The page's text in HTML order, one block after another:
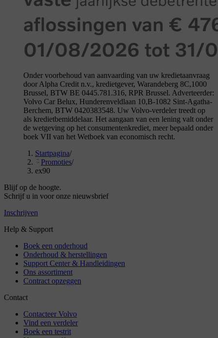
Onder voorbehoud van aanvaarding van uw kredietaanvraag
door Alpha Credit n.v., kredietgever, Warandeberg 8C,1000
Brussel, BTW BE 0445.781.316, RPR Brussel. Adverteerder:
Volvo Car Belux, Hunderenveldlaan 10,B-1082 Sint-Agatha-
Berchem, BTW 0420383548. Uw Volvo-verdeler treedt op
als kredietbemiddelaar. Het aangaan van een lening valt onder
de wetgeving op het consumentenkrediet, meer bepaald onder
boek VII van het Wetboek van economisch recht.
Startpagina/
Promoties/
ex90